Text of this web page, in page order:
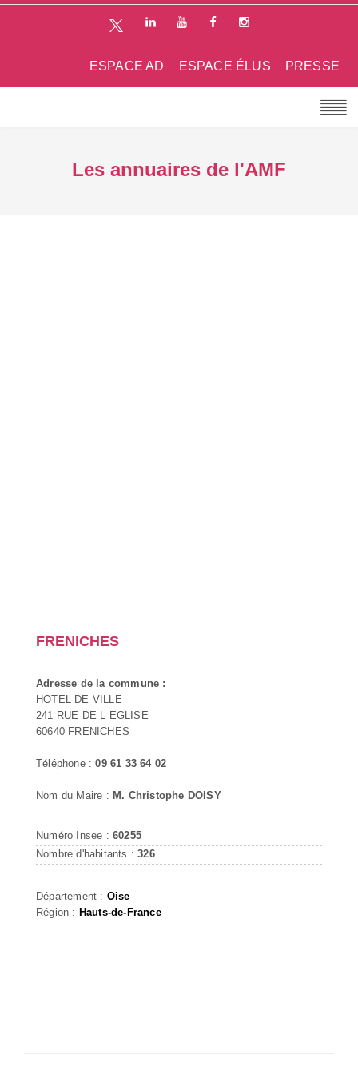
PRESSE
ESPACE ÉLUS
ESPACE AD
Les annuaires de l'AMF
FRENICHES
Adresse de la commune :
HOTEL DE VILLE
241 RUE DE L EGLISE
60640 FRENICHES
Téléphone :09 61 33 64 02
Nom du Maire : M. Christophe DOISY
Numéro Insee : 60255
Nombre d'habitants :326
Département : Oise
Région : Hauts-de-France